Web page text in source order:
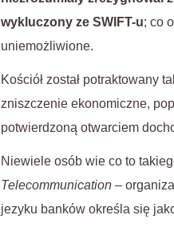
wykluczony ze SWIFT-u; co
uniemożliwione.
Kościół został potraktowany
zniszczenie ekonomiczne,
potwierdzoną otwarciem
Niewiele osób wie co to
Telecommunication –
jezyku banków określa się